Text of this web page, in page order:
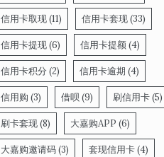
信用卡取现(11) 信用卡套现(33)
信用卡提现(6) 信用卡提额(4)
信用卡积分 (2) 信用卡逾期 (4)
信用购 (3) 借呗 (9) 刷信用卡(5)
刷卡套现(8) 大嘉购APP (6)
大嘉购邀请码(3) 套现信用卡(4)